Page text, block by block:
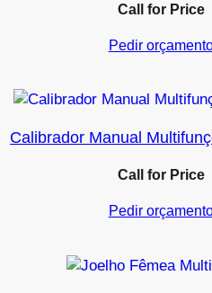
Call for Price
Pedir
Calibrador Manual
Call for Price
Pedir